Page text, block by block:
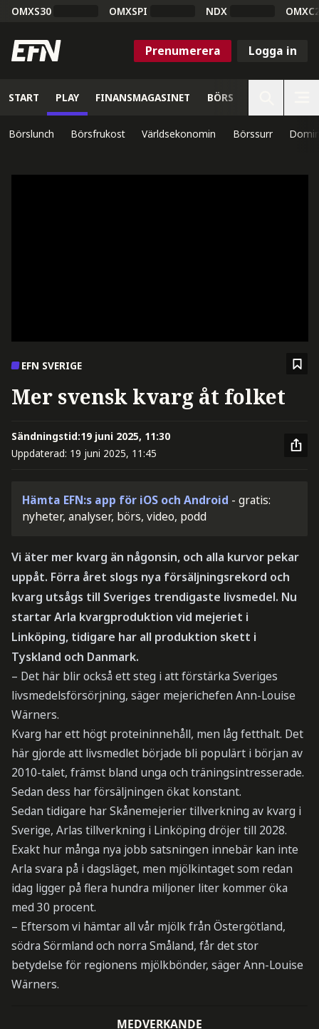
OMXS30 OMXSPI NDX
Prenumerera Logga in
START PLAY FINANSMAGASINET BÖRS
Börslunch Börsfrukost Världsekonomin Börssurr
EFN SVERIGE
Mer svensk kvarg åt folket
Sändningstid:19 juni 2025, 11:30
Uppdaterad: 19 juni 2025, 11:45
Hämta EFN:s app för iOS och Android - gratis:
nyheter, analyser, börs, video, podd
Vi äter mer kvarg än någonsin, och alla kurvor pekar
uppåt. Förra året slogs nya försäljningsrekord och
kvarg utsågs till Sveriges trendigaste livsmedel. Nu
startar Arla kvargproduktion vid mejeriet i
Linköping, tidigare har all produktion skett i
Tyskland och Danmark.
– Det här blir också ett steg i att förstärka Sveriges
livsmedelsförsörjning, säger mejerichefen Ann-Louise
Wärners.
Kvarg har ett högt proteininnehåll, men låg fetthalt. Det
här gjorde att livsmedlet började bli populärt i början av
2010-talet, främst bland unga och träningsintresserade.
Sedan dess har försäljningen ökat konstant.
Sedan tidigare har Skånemejerier tillverkning av kvarg i
Sverige, Arlas tillverkning i Linköping dröjer till 2028.
Exakt hur många nya jobb satsningen innebär kan inte
Arla svara på i dagsläget, men mjölkintaget som redan
idag ligger på flera hundra miljoner liter kommer öka
med 30 procent.
– Eftersom vi hämtar all vår mjölk från Östergötland,
södra Sörmland och norra Småland, får det stor
betydelse för regionens mjölkbönder, säger Ann-Louise
Wärners.
MEDVERKANDE